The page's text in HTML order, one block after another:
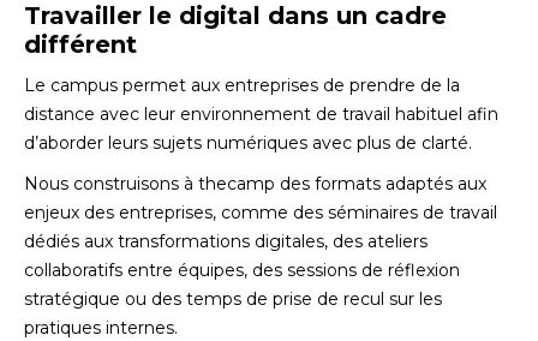
Travailler le digital dans un cadre
différent
Le campus permet aux entreprises de prendre de la
distance avec leur environnement de travail habituel afin
d’aborder leurs sujets numériques avec plus de clarté.
Nous construisons à thecamp des formats adaptés aux
enjeux des entreprises, comme des séminaires de travail
dédiés aux transformations digitales, des ateliers
collaboratifs entre équipes, des sessions de réflexion
stratégique ou des temps de prise de recul sur les
pratiques internes.